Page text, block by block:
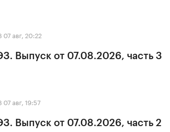
07 авг, 20:22
Выпуск от 07.08.2026, часть 3
07 авг, 19:57
Выпуск от 07.08.2026, часть 2